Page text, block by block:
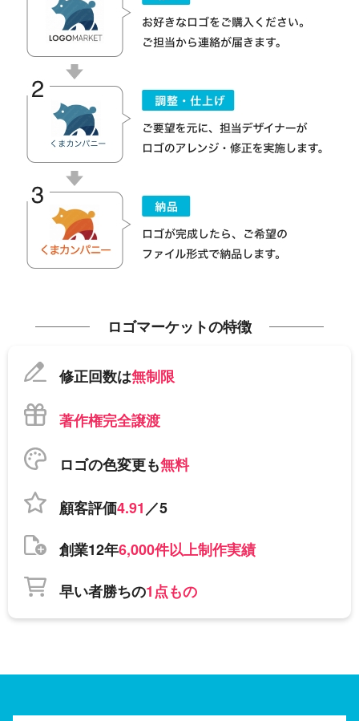
ロゴマーケットの特徴
修正回数は無制限
著作権完全譲渡
ロゴの色変更も無料
顧客評価4.91／5
創業12年6,000件以上制作実績
早い者勝ちの1点もの